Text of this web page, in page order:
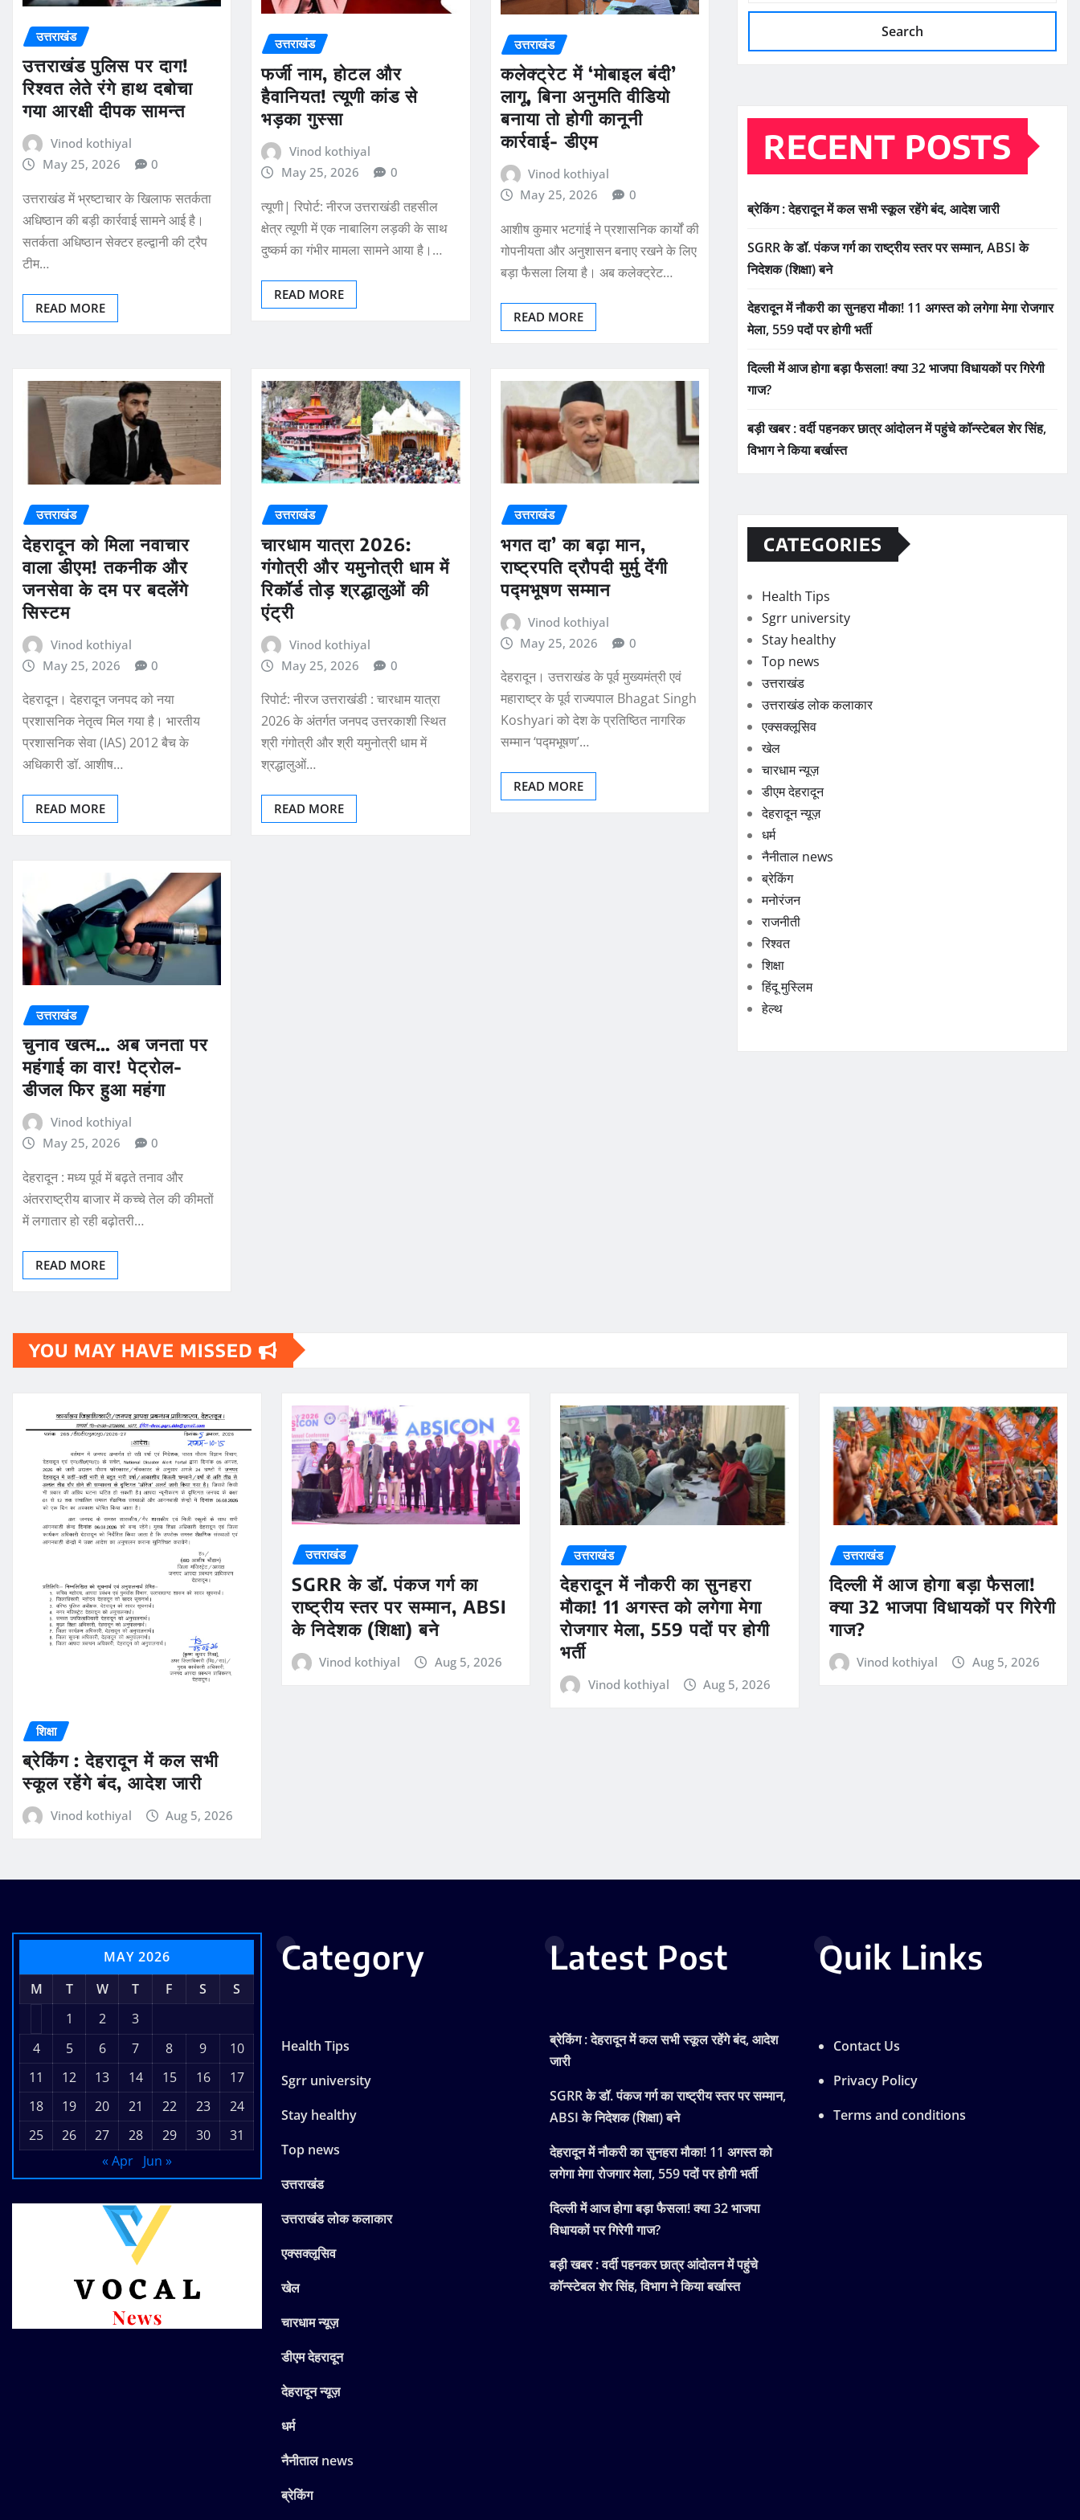
उत्तराखंड
उत्तराखंड पुलिस पर दाग!
रिश्वत लेते रंगे हाथ दबोचा
गया आरक्षी दीपक सामन्त
Vinod kothiyal
May 25, 2026
0
उत्तराखंड में भ्रष्टाचार के खिलाफ सतर्कता
अधिष्ठान की बड़ी कार्रवाई सामने आई है।
सतर्कता अधिष्ठान सेक्टर हल्द्वानी की ट्रैप
टीम…
READ MORE
उत्तराखंड
फर्जी नाम, होटल और
हैवानियत! त्यूणी कांड से
भड़का गुस्सा
Vinod kothiyal
May 25, 2026
0
त्यूणी| रिपोर्ट: नीरज उत्तराखंडी तहसील
क्षेत्र त्यूणी में एक नाबालिग लड़की के साथ
दुष्कर्म का गंभीर मामला सामने आया है।…
READ MORE
उत्तराखंड
कलेक्ट्रेट में ‘मोबाइल बंदी’
लागू, बिना अनुमति वीडियो
बनाया तो होगी कानूनी
कार्रवाई- डीएम
Vinod kothiyal
May 25, 2026
0
आशीष कुमार भटगांई ने प्रशासनिक कार्यों की
गोपनीयता और अनुशासन बनाए रखने के लिए
बड़ा फैसला लिया है। अब कलेक्ट्रेट…
READ MORE
उत्तराखंड
देहरादून को मिला नवाचार
वाला डीएम! तकनीक और
जनसेवा के दम पर बदलेंगे
सिस्टम
Vinod kothiyal
May 25, 2026
0
देहरादून। देहरादून जनपद को नया
प्रशासनिक नेतृत्व मिल गया है। भारतीय
प्रशासनिक सेवा (IAS) 2012 बैच के
अधिकारी डॉ. आशीष…
READ MORE
उत्तराखंड
चारधाम यात्रा 2026:
गंगोत्री और यमुनोत्री धाम में
रिकॉर्ड तोड़ श्रद्धालुओं की
एंट्री
Vinod kothiyal
May 25, 2026
0
रिपोर्ट: नीरज उत्तराखंडी : चारधाम यात्रा
2026 के अंतर्गत जनपद उत्तरकाशी स्थित
श्री गंगोत्री और श्री यमुनोत्री धाम में
श्रद्धालुओं…
READ MORE
उत्तराखंड
भगत दा’ का बढ़ा मान,
राष्ट्रपति द्रौपदी मुर्मु देंगी
पद्मभूषण सम्मान
Vinod kothiyal
May 25, 2026
0
देहरादून। उत्तराखंड के पूर्व मुख्यमंत्री एवं
महाराष्ट्र के पूर्व राज्यपाल Bhagat Singh
Koshyari को देश के प्रतिष्ठित नागरिक
सम्मान ‘पद्मभूषण’…
READ MORE
उत्तराखंड
चुनाव खत्म… अब जनता पर
महंगाई का वार! पेट्रोल-
डीजल फिर हुआ महंगा
Vinod kothiyal
May 25, 2026
0
देहरादून : मध्य पूर्व में बढ़ते तनाव और
अंतरराष्ट्रीय बाजार में कच्चे तेल की कीमतों
में लगातार हो रही बढ़ोतरी…
READ MORE
Search
RECENT POSTS
ब्रेकिंग : देहरादून में कल सभी स्कूल रहेंगे बंद, आदेश जारी
SGRR के डॉ. पंकज गर्ग का राष्ट्रीय स्तर पर सम्मान, ABSI के
निदेशक (शिक्षा) बने
देहरादून में नौकरी का सुनहरा मौका! 11 अगस्त को लगेगा मेगा रोजगार
मेला, 559 पदों पर होगी भर्ती
दिल्ली में आज होगा बड़ा फैसला! क्या 32 भाजपा विधायकों पर गिरेगी
गाज?
बड़ी खबर : वर्दी पहनकर छात्र आंदोलन में पहुंचे कॉन्स्टेबल शेर सिंह,
विभाग ने किया बर्खास्त
CATEGORIES
Health Tips
Sgrr university
Stay healthy
Top news
उत्तराखंड
उत्तराखंड लोक कलाकार
एक्सक्लूसिव
खेल
चारधाम न्यूज़
डीएम देहरादून
देहरादून न्यूज़
धर्म
नैनीताल news
ब्रेकिंग
मनोरंजन
राजनीती
रिश्वत
शिक्षा
हिंदू मुस्लिम
हेल्थ
YOU MAY HAVE MISSED
शिक्षा
ब्रेकिंग : देहरादून में कल सभी
स्कूल रहेंगे बंद, आदेश जारी
Vinod kothiyal Aug 5, 2026
उत्तराखंड
SGRR के डॉ. पंकज गर्ग का
राष्ट्रीय स्तर पर सम्मान, ABSI
के निदेशक (शिक्षा) बने
Vinod kothiyal Aug 5, 2026
उत्तराखंड
देहरादून में नौकरी का सुनहरा
मौका! 11 अगस्त को लगेगा मेगा
रोजगार मेला, 559 पदों पर होगी
भर्ती
Vinod kothiyal Aug 5, 2026
उत्तराखंड
दिल्ली में आज होगा बड़ा फैसला!
क्या 32 भाजपा विधायकों पर गिरेगी
गाज?
Vinod kothiyal Aug 5, 2026
MAY 2026
M
T W T F S
S
1
2
3
4
5 6 7 8 9
10
11
12 13 14 15 16
17
18
19 20 21 22 23
24
25
26 27 28 29 30
31
« Apr
Jun »
Category
Health Tips
Sgrr university
Stay healthy
Top news
उत्तराखंड
उत्तराखंड लोक कलाकार
एक्सक्लूसिव
खेल
चारधाम न्यूज़
डीएम देहरादून
देहरादून न्यूज़
धर्म
नैनीताल news
ब्रेकिंग
Latest Post
ब्रेकिंग : देहरादून में कल सभी स्कूल रहेंगे बंद, आदेश
जारी
SGRR के डॉ. पंकज गर्ग का राष्ट्रीय स्तर पर सम्मान,
ABSI के निदेशक (शिक्षा) बने
देहरादून में नौकरी का सुनहरा मौका! 11 अगस्त को
लगेगा मेगा रोजगार मेला, 559 पदों पर होगी भर्ती
दिल्ली में आज होगा बड़ा फैसला! क्या 32 भाजपा
विधायकों पर गिरेगी गाज?
बड़ी खबर : वर्दी पहनकर छात्र आंदोलन में पहुंचे
कॉन्स्टेबल शेर सिंह, विभाग ने किया बर्खास्त
Quik Links
Contact Us
Privacy Policy
Terms and conditions